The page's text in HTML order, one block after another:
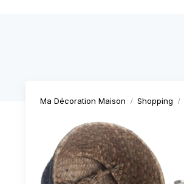
Ma Décoration Maison Shopping